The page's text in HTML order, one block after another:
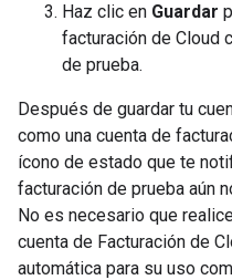
Haz clic en Guardar
facturación de Cloud
de prueba.
Después de guardar tu
como una cuenta de
ícono de estado que te
facturación de prueba aún
No es necesario que
cuenta de Facturación de
automática para su uso